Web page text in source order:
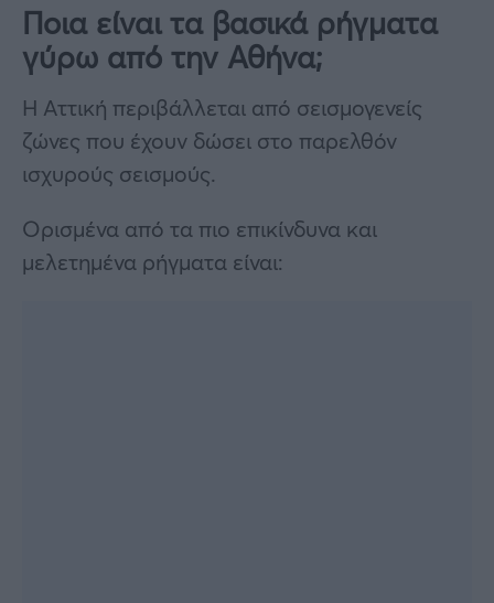
Ποια είναι τα βασικά ρήγματα
γύρω από την Αθήνα;
Η Αττική περιβάλλεται από σεισμογενείς
ζώνες που έχουν δώσει στο παρελθόν
ισχυρούς σεισμούς.
Ορισμένα από τα πιο επικίνδυνα και
μελετημένα ρήγματα είναι: